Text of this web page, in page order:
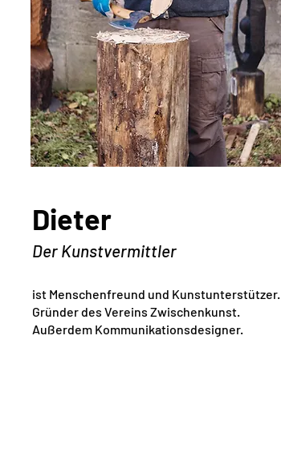
Dieter
Der Kunstvermittler
ist Menschenfreund und Kunstunterstützer.
Gründer des Vereins Zwischenkunst.
Außerdem Kommunikationsdesigner.